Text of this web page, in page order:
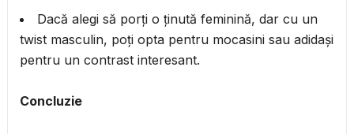
Dacă alegi să porți o ținută feminină, dar cu un
twist masculin, poți opta pentru mocasini sau adidași
pentru un contrast interesant.
Concluzie